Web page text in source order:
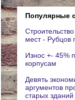
Популярные
мест - Рубцов
Износ +- 45%
корпусам
Девять
аргументов
старых зданий